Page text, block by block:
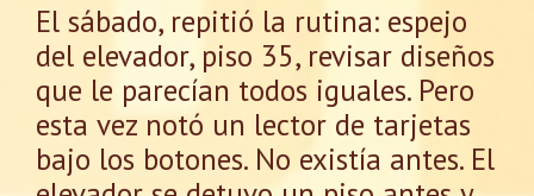
El sábado, repitió la rutina: espejo
del elevador, piso 35, revisar diseños
que le parecían todos iguales. Pero
esta vez notó un lector de tarjetas
bajo los botones. No existía antes. El